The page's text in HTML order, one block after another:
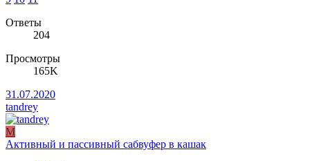
Ответы
204
Просмотры
165K
31.07.2020
tandrey
M
Активный и пассивный сабвуфер в кашак